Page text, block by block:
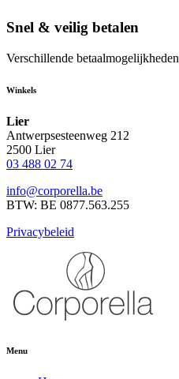
Snel & veilig betalen
Verschillende betaalmogelijkheden
Winkels
Lier
Antwerpsesteenweg 212
2500 Lier
03 488 02 74
info@corporella.be
BTW: BE 0877.563.255
Privacybeleid
Menu